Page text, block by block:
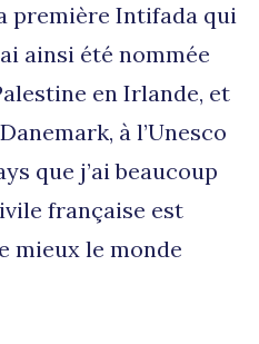
première Intifada qui
ainsi été nommée
en Irlande, et
à l’Unesco
que j’ai beaucoup
française est
mieux le monde